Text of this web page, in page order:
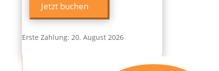
Kids
Menge
Jetzt buchen
Erste Zahlung: 20. August 2026